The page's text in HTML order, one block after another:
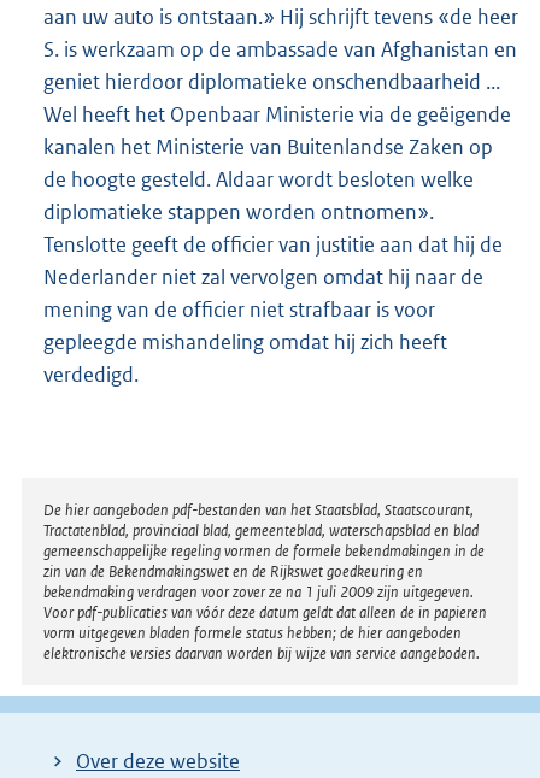
aan uw auto is ontstaan.» Hij schrijft tevens «de heer
S. is werkzaam op de ambassade van Afghanistan en
geniet hierdoor diplomatieke onschendbaarheid ...
Wel heeft het Openbaar Ministerie via de geëigende
kanalen het Ministerie van Buitenlandse Zaken op
de hoogte gesteld. Aldaar wordt besloten welke
diplomatieke stappen worden ontnomen».
Tenslotte geeft de officier van justitie aan dat hij de
Nederlander niet zal vervolgen omdat hij naar de
mening van de officier niet strafbaar is voor
gepleegde mishandeling omdat hij zich heeft
verdedigd.
Disclaimer
De hier aangeboden pdf-bestanden van het Staatsblad, Staatscourant,
Tractatenblad, provinciaal blad, gemeenteblad, waterschapsblad en blad
gemeenschappelijke regeling vormen de formele bekendmakingen in de
zin van de Bekendmakingswet en de Rijkswet goedkeuring en
bekendmaking verdragen voor zover ze na 1 juli 2009 zijn uitgegeven.
Voor pdf-publicaties van vóór deze datum geldt dat alleen de in papieren
vorm uitgegeven bladen formele status hebben; de hier aangeboden
elektronische versies daarvan worden bij wijze van service aangeboden.
Over deze website